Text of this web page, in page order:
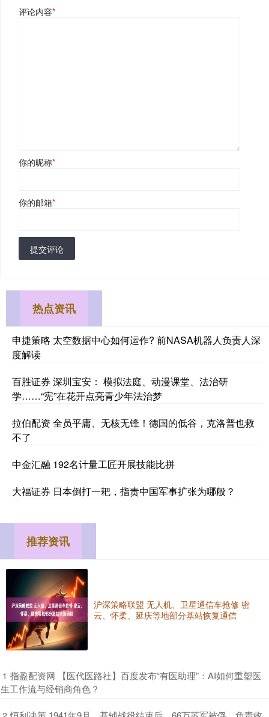
评论内容*
你的昵称*
你的邮箱*
提交评论
热点资讯
申捷策略 太空数据中心如何运作? 前NASA机器人负责人深
度解读
百胜证券 深圳宝安： 模拟法庭、动漫课堂、法治研
学……“宪”在花开点亮青少年法治梦
拉伯配资 全员平庸、无核无锋！德国的低谷，克洛普也救
不了
中金汇融 192名计量工匠开展技能比拼
大福证券 日本倒打一耙，指责中国军事扩张为哪般？
推荐资讯
沪深策略联盟 无人机、卫星通信车抢修 密
云、怀柔、延庆等地部分基站恢复通信
1 ​指盈配资网 【医代医路社】百度发布“有医助理”：AI如何重塑医
生工作流与经销商角色？